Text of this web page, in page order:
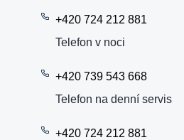
+420 724 212 881
Telefon v noci
+420 739 543 668
Telefon na denní servis
+420 724 212 881